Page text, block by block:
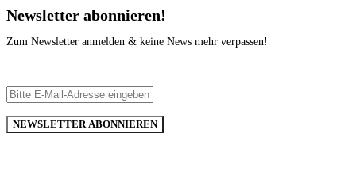
Newsletter abonnieren!
Zum Newsletter anmelden & keine News mehr verpassen!